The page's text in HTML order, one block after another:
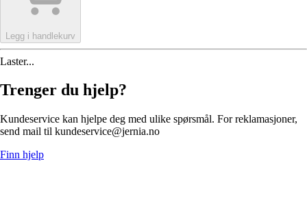
Legg i handlekurv
Laster...
Trenger du hjelp?
Kundeservice kan hjelpe deg med ulike spørsmål. For reklamasjoner,
send mail til kundeservice@jernia.no
Finn hjelp